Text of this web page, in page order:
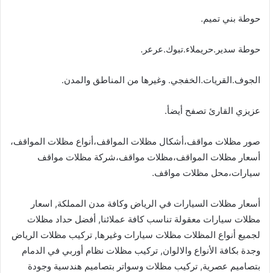
حوطة بني تميم.
حوطة سدير.حريملاء.تبوك.عرعر.
الجوف.القريات.الخفجي. وغيرها من المناطق والمدن.
عزيزي القارئ تصفح أيضأ.
صور مظلات مواقف،أشكال مظلات المواقف،أنواع مظلات المواقف،
أسعار مظلات المواقف،مظلات مواقف،شركة مظلات مواقف
سيارات،محل مظلات مواقف.
أسعار مظلات السيارات في الرياض وكافة مدن المملكة, اسعار
مظلات سيارات معقولة تناسب كافة عملائنا, أفضل حداد مظلات
لجميع أنواع المظلات مظلات سيارات وغيرها, تركيب مظلات الرياض
وجدة بكافة الأنواع والالوان, تركيب مظلات نظام أوربي في الدمام
بتصاميم عصرية, تركيب مظلات وسواتر بتصاميم هندسية وجودة